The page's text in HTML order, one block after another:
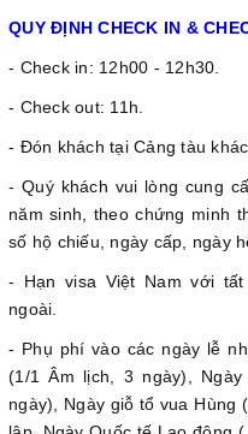
QUY ĐỊNH CHECK IN &
- Check in: 12h00 - 12h30.
- Check out: 11h.
- Đón khách tại Cảng tàu
- Quý khách vui lòng cung
năm sinh, theo chứng minh
số hộ chiếu, ngày cấp, ngày
- Hạn visa Việt Nam với
ngoài.
- Phụ phí vào các ngày lễ
(1/1 Âm lịch, 3 ngày),
ngày), Ngày giỗ tổ vua Hùng